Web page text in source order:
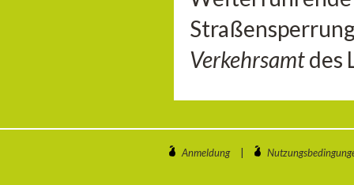
Verkehrsamtdes
Anmeldung